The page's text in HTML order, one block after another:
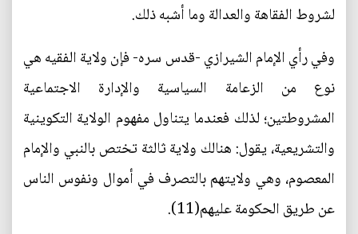
لشروط الفقاهة والعدالة وما أشبه ذلك.
وفي رأي الإمام الشيرازي -قدس سره- فإن ولاية الفقيه هي
نوع من الزعامة السياسية والإدارة الاجتماعية
المشروطتين؛ لذلك فعندما يتناول مفهوم الولاية التكوينية
والتشريعية، يقول: هنالك ولاية ثالثة تختص بالنبي والإمام
المعصوم، وهي ولايتهم بالتصرف في أموال ونفوس الناس
عن طريق الحكومة عليهم(11).